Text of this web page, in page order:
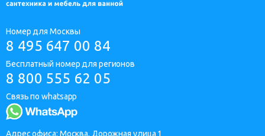
Номер для Москвы
8 495 647 00 84
Бесплатный номер для регионов
8 800 555 62 05
Связь по whatsapp
Адрес офиса: Москва, Дорожная улица 1